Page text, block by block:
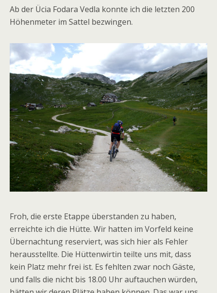
Ab der Ücia Fodara Vedla konnte ich die letzten 200
Höhenmeter im Sattel bezwingen.
Froh, die erste Etappe überstanden zu haben,
erreichte ich die Hütte. Wir hatten im Vorfeld keine
Übernachtung reserviert, was sich hier als Fehler
herausstellte. Die Hüttenwirtin teilte uns mit, dass
kein Platz mehr frei ist. Es fehlten zwar noch Gäste,
und falls die nicht bis 18.00 Uhr auftauchen würden,